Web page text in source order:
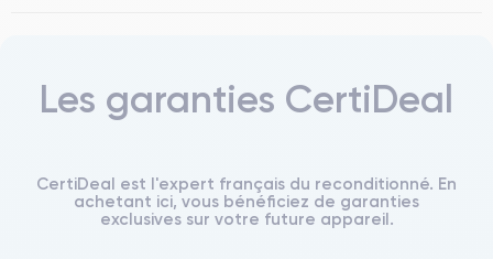
Les garanties CertiDeal
CertiDeal est l'expert français du reconditionné. En
achetant ici, vous bénéficiez de garanties
exclusives sur votre future appareil.